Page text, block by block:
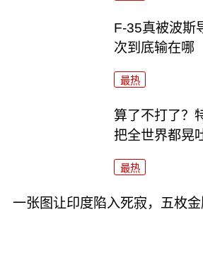
F-35真被波斯
次到底输在哪
最热
算了不打了？
把全世界都晃
最热
一张图让印度陷入死寂，五枚